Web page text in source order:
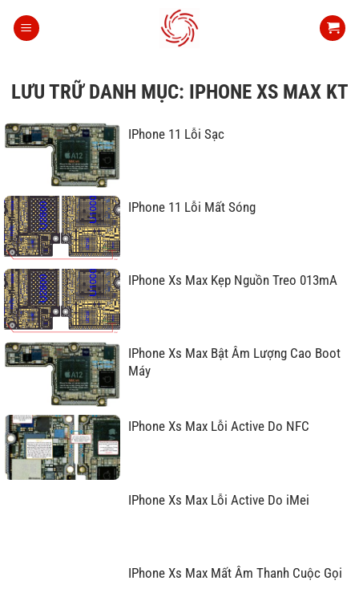
qua
LƯU TRỮ DANH MỤC: IPHONE XS MAX KT
IPhone 11 Lỗi Sạc
IPhone 11 Lỗi Mất Sóng
IPhone Xs Max Kẹp Nguồn Treo 013mA
IPhone Xs Max Bật Âm Lượng Cao Boot
Máy
IPhone Xs Max Lỗi Active Do NFC
IPhone Xs Max Lỗi Active Do iMei
IPhone Xs Max Mất Âm Thanh Cuộc Gọi